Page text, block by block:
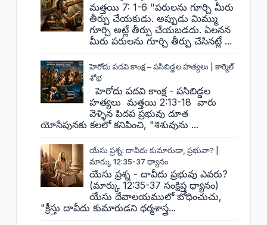
మత్తయి 7: 1-6 "పరులను గూర్చి మీరు
తీర్పు చేయకుడు. అప్పుడు మిమ్ము
గూర్చి అట్లే తీర్పు చేయబడదు. ఏలనన
మీరు పరులను గూర్చి తీర్పు చేసినట్లే ...
హెరోదు పదవి కాంక్ష – పసిబిడ్డల హత్యలు | కార్మెల్
శోభ
హెరోదు పదవి కాంక్ష - పసిబిడ్డల
హత్యలు మత్తయి 2:13-18 వారు
వెళ్ళిన పిదప ప్రభువు దూత
యోసేపునకు కలలో కనిపించి, "శిశువును ...
యేసు ప్రశ్న: దావీదు కుమారుడా, ప్రభువా? |
మార్కు 12:35-37 ధ్యానం
యేసు ప్రశ్న - దావీదు ప్రభువు ఎవరు?
(మార్కు 12:35-37 సంక్షిప్త ధ్యానం)
యేసు దేవాలయములో బోధించుచు,
"క్రీస్తు దావీదు కుమారుడని ధర్మశాస్త్ర...